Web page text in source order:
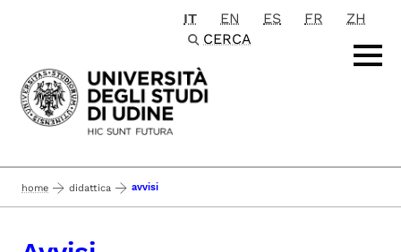
Passa al contenuto principale
IT EN ES FR
ZH
CERCA
home didattica avvisi